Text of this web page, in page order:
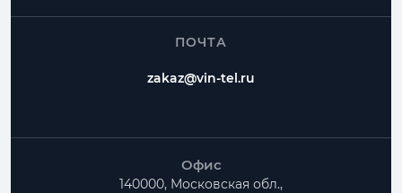
ПОЧТА
zakaz@vin-tel.ru
Офис
140000, Московская обл.,